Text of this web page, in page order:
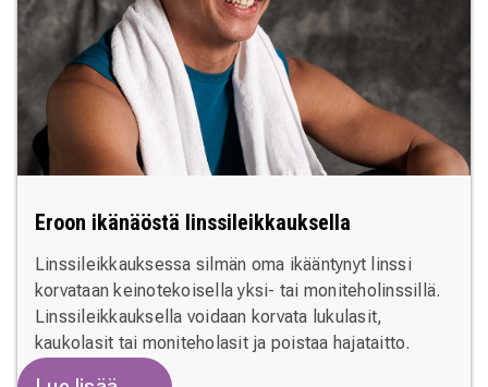
Eroon ikänäöstä linssileikkauksella
Linssileikkauksessa silmän oma ikääntynyt linssi
korvataan keinotekoisella yksi- tai moniteholinssillä.
Linssileikkauksella voidaan korvata lukulasit,
kaukolasit tai moniteholasit ja poistaa hajataitto.